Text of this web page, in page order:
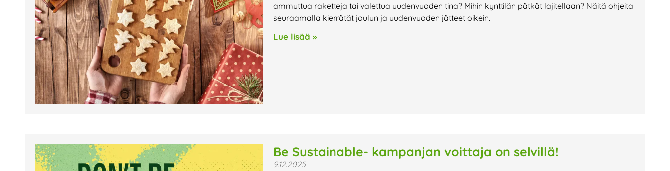
mahdolliset poikkeukset aukioloajoissa ja lähiaikojen
tapahtumat.
ammuttua raketteja tai valettua uudenvuoden tina? Mihin kynttilän pätkät lajitellaan? Näitä ohjeita
seuraamalla kierrätät joulun ja uudenvuoden jätteet oikein.
Lue lisää »
Be Sustainable- kampanjan voittaja on selvillä!
9.12.2025